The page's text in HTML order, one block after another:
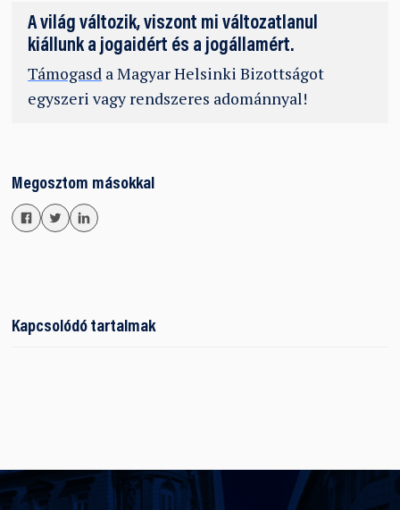
A világ változik, viszont mi változatlanul
kiállunk a jogaidért és a jogállamért.
Támogasd a Magyar Helsinki Bizottságot
egyszeri vagy rendszeres adománnyal!
Megosztom másokkal
Kapcsolódó tartalmak